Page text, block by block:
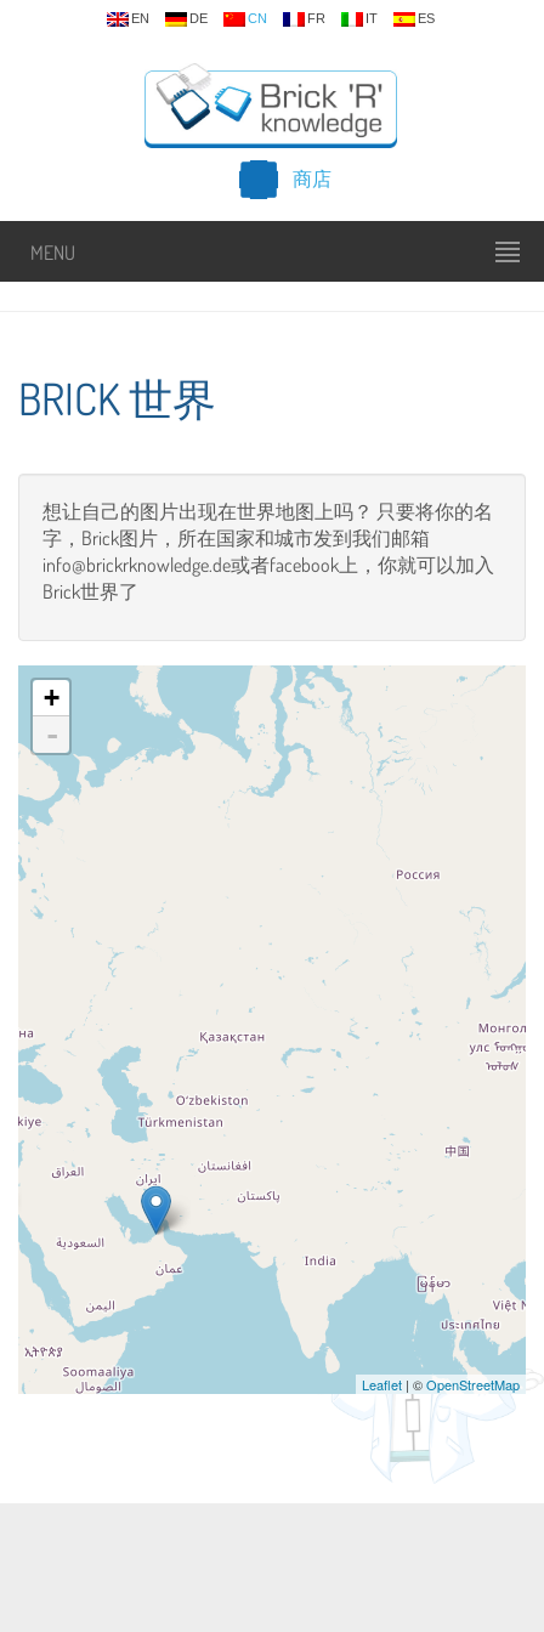
EN DE CN FR IT ES
商店
MENU
BRICK 世界
想让自己的图片出现在世界地图上吗？ 只要将你的名
字，Brick图片，所在国家和城市发到我们邮箱
info@brickrknowledge.de或者facebook上，你就可以加入
Brick世界了
+
-
Leaflet | ©OpenStreetMap